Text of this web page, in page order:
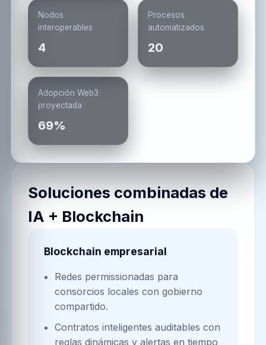
Nodos
interoperables
4
Procesos
automatizados
20
Adopción Web3
proyectada
69%
Soluciones combinadas de
IA + Blockchain
Blockchain empresarial
Redes permissionadas para
consorcios locales con gobierno
compartido.
Contratos inteligentes auditables con
reglas dinámicas y alertas en tiempo